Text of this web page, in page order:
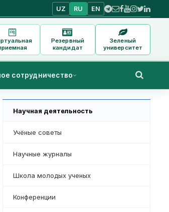
UZ RU EN
Резервный
кандидат
Зеленый
университет
сотрудничество
Научная деятельность
Учёные советы
Научные журналы
Школа молодых ученых
Конференции